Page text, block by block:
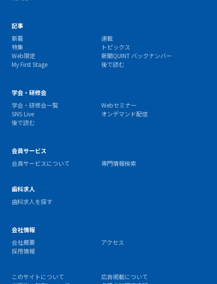
記事
新着
連載
特集
トピックス
Web限定
新聞QUINT バックナンバー
My First Stage
後で読む
学会・研修会
学会・研修会一覧
Webセミナー
SNS Live
オンデマンド配信
後で読む
会員サービス
会員サービスについて
専門情報検索
歯科求人
歯科求人を探す
会社情報
会社概要
アクセス
採用情報
このサイトについて
広告掲載について